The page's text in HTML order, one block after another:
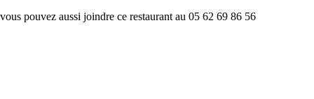
vous pouvez aussi joindre ce restaurant au 05 62 69 86 56